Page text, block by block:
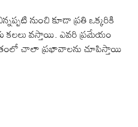
నుంచి కూడా ప్రతి ఒక్కరికి
కలలు వస్తాయి. ఎవరి ప్రమేయం
చాలా ప్రభావాలను చూపిస్తాయి